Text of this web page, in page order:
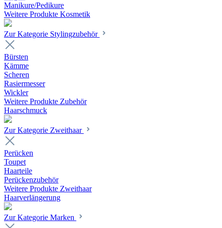
Manikure/Pedikure
Weitere Produkte Kosmetik
Zur Kategorie Stylingzubehör
Bürsten
Kämme
Scheren
Rasiermesser
Wickler
Weitere Produkte Zubehör
Haarschmuck
Zur Kategorie Zweithaar
Perücken
Toupet
Haarteile
Perückenzubehör
Weitere Produkte Zweithaar
Haarverlängerung
Zur Kategorie Marken